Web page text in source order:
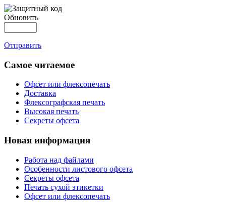
Обновить
Отправить
Самое читаемое
Офсет или флексопечать
Доставка
Флексографская печать
Высокая печать
Секреты офсета
Новая информация
Работа над файлами
Особенности листового офсета
Секреты офсета
Печать сухой этикетки
Офсет или флексопечать